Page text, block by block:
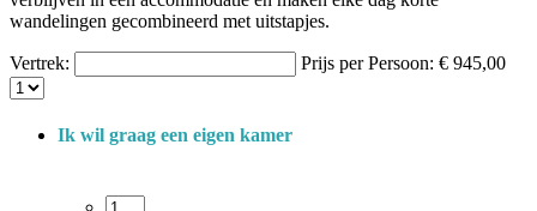
wandelingen gecombineerd met uitstapjes.
Vertrek: Prijs per Persoon: € 945,00
Ik wil graag een eigen kamer